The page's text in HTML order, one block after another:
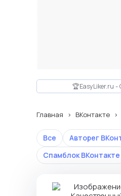
🏆EasyLiker.ru -
Главная
ВКонтакте
Все Авторег
Спамблок ВКонтакте